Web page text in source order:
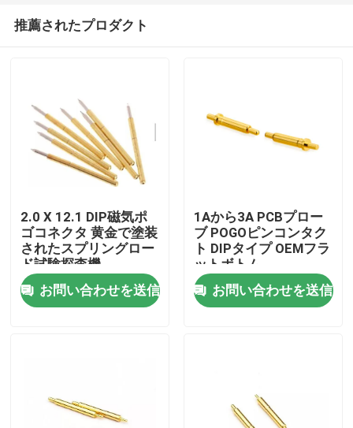
私達について
推薦されたプロダクト
2.0 X 12.1 DIP磁気ポ
ゴコネクタ 黄金で塗装
されたスプリングロー
ド試験探査機
お問い合わせを送信
1Aから3A PCBプロー
ブ POGOピンコンタク
ト DIPタイプ OEMフラ
ットボトム
お問い合わせを送信